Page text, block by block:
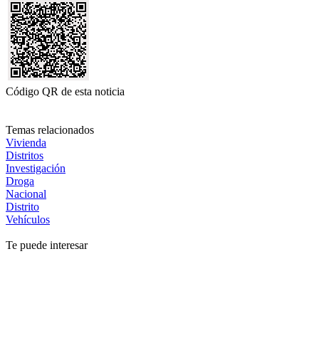
Código QR de esta noticia
Temas relacionados
Vivienda
Distritos
Investigación
Droga
Nacional
Distrito
Vehículos
Te puede interesar